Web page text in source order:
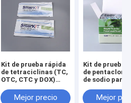
Kit de prueba rápida
de tetraciclinas (TC,
OTC, CTC y DOX)
residuos en mariscos
Mejor precio
Kit de prueba
de
de sodio para
seguridad en
Mejor